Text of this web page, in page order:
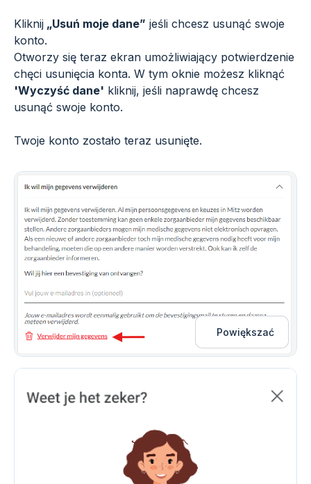
Kliknij „Usuń moje dane” jeśli chcesz usunąć swoje
konto.
Otworzy się teraz ekran umożliwiający potwierdzenie
chęci usunięcia konta. W tym oknie możesz kliknąć
'Wyczyść dane' kliknij, jeśli naprawdę chcesz
usunąć swoje konto.
Twoje konto zostało teraz usunięte.
Powiększać